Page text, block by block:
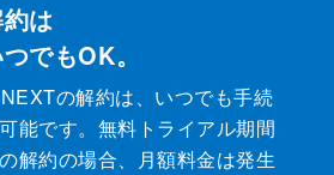
は
でもOK。
の解約は、いつでも手続
能です。無料トライアル期間
解約の場合、月額料金は発生